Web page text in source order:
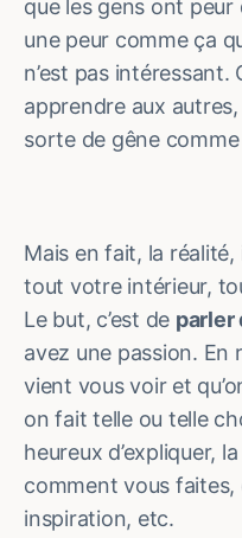
que les gens ont
une peur comme ça
n’est pas intéressant.
apprendre aux autres,
sorte de gêne
Mais en fait, la réalité,
tout votre intérieur,
Le but, c’est de parler
avez une passion. En
vient vous voir et
on fait telle ou telle
heureux d’expliquer,
comment vous
inspiration, etc.